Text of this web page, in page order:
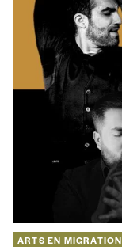
ARTS EN MIGRATION